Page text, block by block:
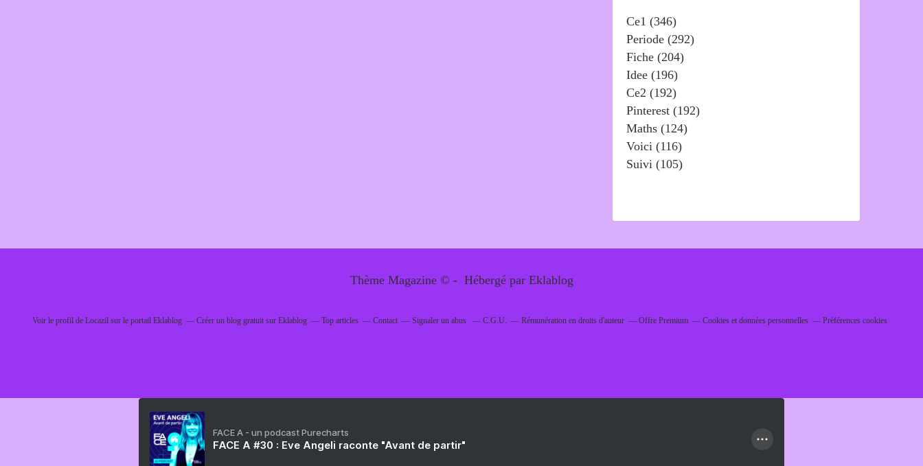
Ce1 (346)
Periode (292)
Fiche (204)
Idee (196)
Ce2 (192)
Pinterest (192)
Maths (124)
Voici (116)
Suivi (105)
Thème Magazine © - Hébergé par Eklablog
Voir le profil de Locazilsur le portail Eklablog Créer un blog gratuit sur Eklablog Top articles Contact Signaler un abus C.G.U. Rémunération en droits d'auteur Offre Premium Cookies et données personnelles Préférences cookies
FACE A - un podcast Purecharts
FACE A #30 : Eve Angeli raconte "Avant de partir"